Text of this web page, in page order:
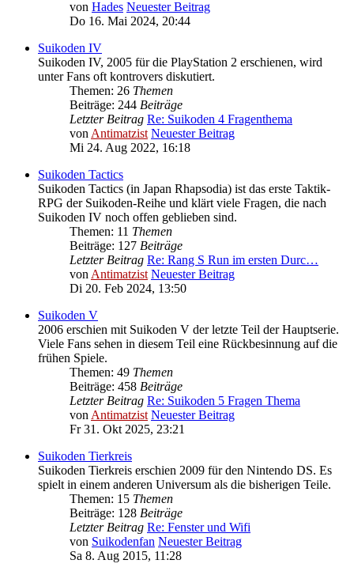
von Hades Neuester Beitrag
Do 16. Mai 2024, 20:44
Suikoden IV
Suikoden IV, 2005 für die PlayStation 2 erschienen, wird
unter Fans oft kontrovers diskutiert.
Themen: 26 Themen
Beiträge: 244 Beiträge
Letzter Beitrag Re: Suikoden 4 Fragenthema
vonAntimatzist Neuester Beitrag
Mi 24. Aug 2022, 16:18
Suikoden Tactics
Suikoden Tactics (in Japan Rhapsodia) ist das erste Taktik-
RPG der Suikoden-Reihe und klärt viele Fragen, die nach
Suikoden IV noch offen geblieben sind.
Themen: 11 Themen
Beiträge: 127 Beiträge
Letzter Beitrag Re: Rang S Run im ersten Durc…
vonAntimatzist Neuester Beitrag
Di 20. Feb 2024, 13:50
Suikoden V
2006 erschien mit Suikoden V der letzte Teil der Hauptserie.
Viele Fans sehen in diesem Teil eine Rückbesinnung auf die
frühen Spiele.
Themen: 49 Themen
Beiträge: 458 Beiträge
Letzter Beitrag Re: Suikoden 5 Fragen Thema
vonAntimatzist Neuester Beitrag
Fr 31. Okt 2025, 23:21
Suikoden Tierkreis
Suikoden Tierkreis erschien 2009 für den Nintendo DS. Es
spielt in einem anderen Universum als die bisherigen Teile.
Themen: 15 Themen
Beiträge: 128 Beiträge
Letzter Beitrag Re: Fenster und Wifi
von Suikodenfan Neuester Beitrag
Sa 8. Aug 2015, 11:28